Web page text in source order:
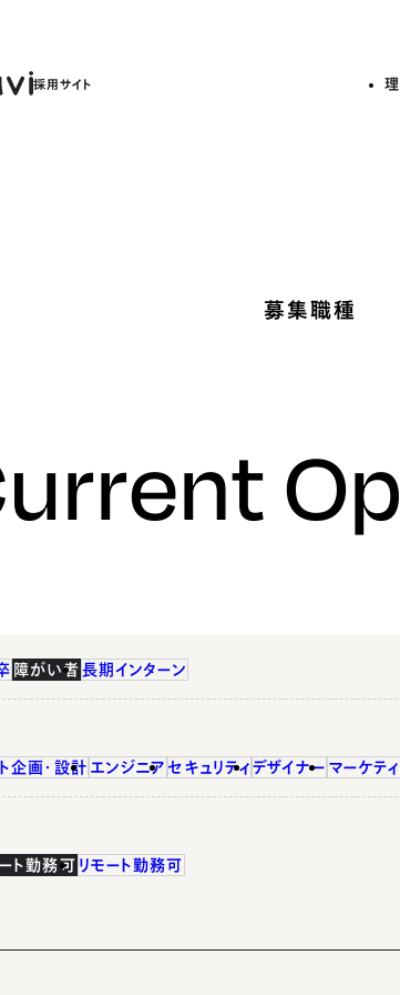
募集職種
障がい者 長期インターン
企画・設計 エンジニア セキュリティ デザイナー マーケテ
ト勤務可 リモート勤務可